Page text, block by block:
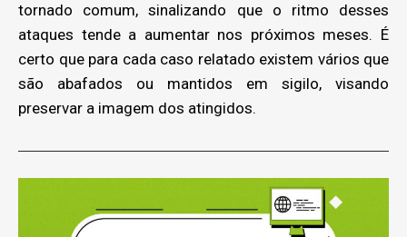
tornado comum, sinalizando que o ritmo desses
ataques tende a aumentar nos próximos meses. É
certo que para cada caso relatado existem vários que
são abafados ou mantidos em sigilo, visando
preservar a imagem dos atingidos.